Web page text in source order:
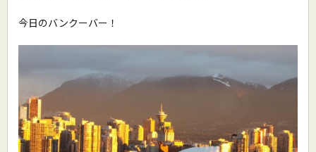
今日のバンクーバー！